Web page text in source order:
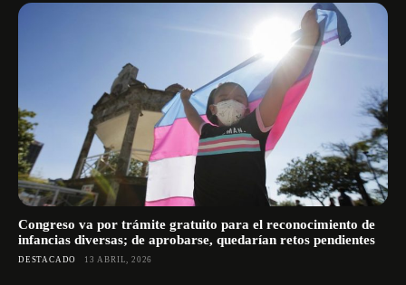
Congreso va por trámite gratuito para el reconocimiento de
infancias diversas; de aprobarse, quedarían retos pendientes
DESTACADO 13 ABRIL, 2026